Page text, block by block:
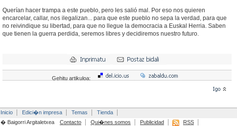
Querían hacer trampa a este pueblo, pero les salió mal. Por eso nos quieren
encarcelar, callar, nos ilegalizan... para que este pueblo no sepa la verdad, para que
no reivindique su libertad, para que no llegue la democracia a Euskal Herria. Saben
que tienen la guerra perdida, seremos libres y decidiremos nuestro futuro.
Gehitu artikuloa:
Inicio Edici�n impresa Temas
Tienda
� Baigorri Argitaletxea
Contacto Qui�nes somos Publicidad RSS